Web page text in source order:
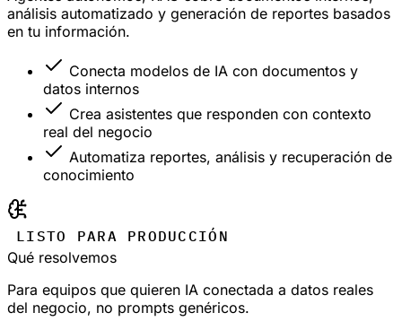
análisis automatizado y generación de reportes basados
en tu información.
Conecta modelos de IA con documentos y
datos internos
Crea asistentes que responden con contexto
real del negocio
Automatiza reportes, análisis y recuperación de
conocimiento
LISTO PARA PRODUCCIÓN
Qué resolvemos
Para equipos que quieren IA conectada a datos reales
del negocio, no prompts genéricos.